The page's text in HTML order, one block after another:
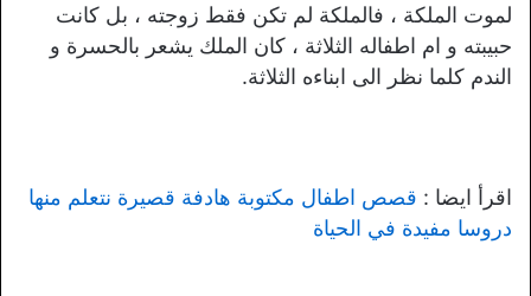
لموت الملكة ، فالملكة لم تكن فقط زوجته ، بل كانت
حبيبته و ام اطفاله الثلاثة ، كان الملك يشعر بالحسرة و
الندم كلما نظر الى ابناءه الثلاثة.
اقرأ ايضا : قصص اطفال مكتوبة هادفة قصيرة نتعلم منها
دروسا مفيدة في الحياة